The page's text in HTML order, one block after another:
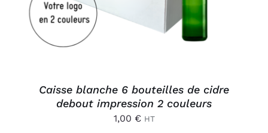
Caisse blanche 6 bouteilles de cidre
debout impression 2 couleurs
1,00 € HT